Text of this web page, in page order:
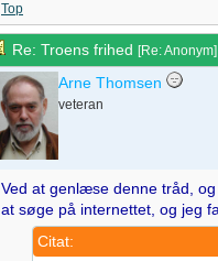
Top
Re: Troens frihed [Re: Anonym]
Arne Thomsen
veteran
Ved at genlæse denne tråd,
at søge på internettet, og jeg
Citat: